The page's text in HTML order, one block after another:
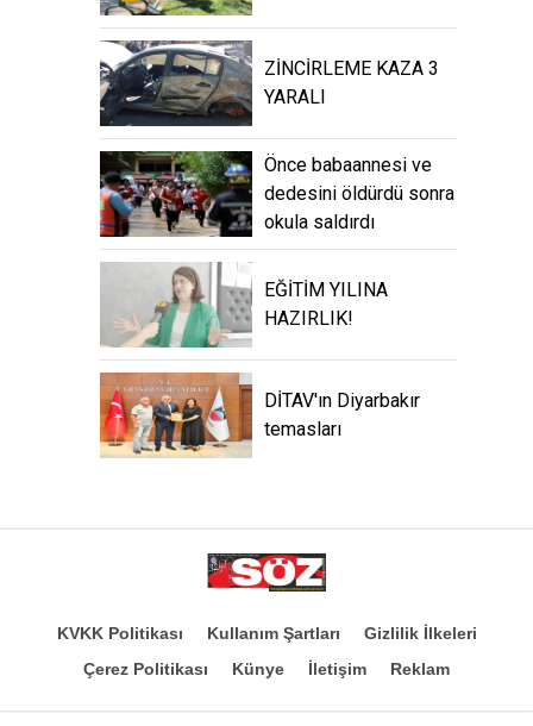
ZİNCİRLEME KAZA 3
YARALI
Önce babaannesi ve
dedesini öldürdü sonra
okula saldırdı
EĞİTİM YILINA
HAZIRLIK!
DİTAV'ın Diyarbakır
temasları
KVKK Politikası Kullanım Şartları
Gizlilik İlkeleri
Çerez Politikası
Künye İletişim Reklam